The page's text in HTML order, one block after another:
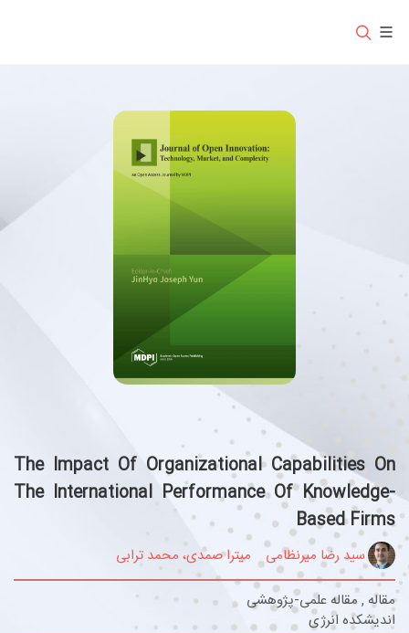
The Impact Of Organizational Capabilities On
The International Performance Of Knowledge-
Based Firms
سید رضا میرنظامی
میترا صمدی، محمد ترابی
مقاله , مقاله علمی-پژوهشی
اندیشکده انرژی